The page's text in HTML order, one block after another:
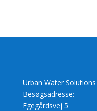
Urban Water Solutions
Besøgsadresse:
Egegårdsvej 5